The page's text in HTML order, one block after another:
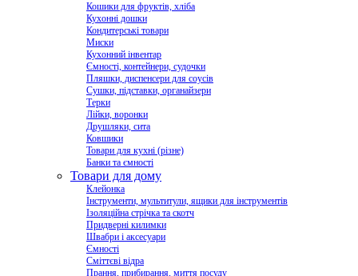
Кошики для фруктів, хліба
Кухонні дошки
Кондитерські товари
Миски
Кухонний інвентар
Ємності, контейнери, судочки
Пляшки, диспенсери для соусів
Сушки, підставки, органайзери
Терки
Лійки, воронки
Друшляки, сита
Ковшики
Товари для кухні (різне)
Банки та ємності
Товари для дому
Клейонка
Інструменти, мультитули, ящики для інструментів
Ізоляційна стрічка та скотч
Придверні килимки
Швабри і аксесуари
Ємності
Сміттєві відра
Прання, прибирання, миття посуду